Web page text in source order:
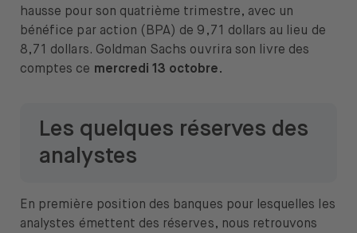
hausse pour son quatrième trimestre, avec un
bénéfice par action (BPA) de 9,71 dollars au lieu de
8,71 dollars. Goldman Sachs ouvrira son livre des
comptes ce mercredi 13 octobre.
Les quelques réserves des
analystes
En première position des banques pour lesquelles les
analystes émettent des réserves, nous retrouvons